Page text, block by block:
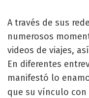
A través de sus
numerosos
videos de viajes,
En diferentes
manifestó lo
que su vínculo con